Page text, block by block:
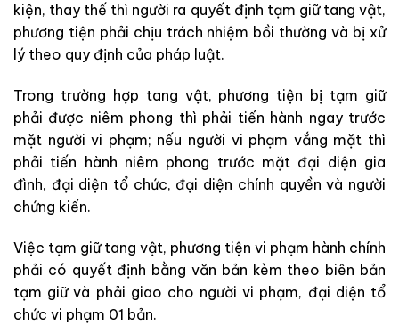
kiện, thay thế thì người ra quyết định tạm giữ tang vật,
phương tiện phải chịu trách nhiệm bồi thường và bị xử
lý theo quy định của pháp luật.
Trong trường hợp tang vật, phương tiện bị tạm giữ
phải được niêm phong thì phải tiến hành ngay trước
mặt người vi phạm; nếu người vi phạm vắng mặt thì
phải tiến hành niêm phong trước mặt đại diện gia
đình, đại diện tổ chức, đại diện chính quyền và người
chứng kiến.
Việc tạm giữ tang vật, phương tiện vi phạm hành chính
phải có quyết định bằng văn bản kèm theo biên bản
tạm giữ và phải giao cho người vi phạm, đại diện tổ
chức vi phạm 01 bản.